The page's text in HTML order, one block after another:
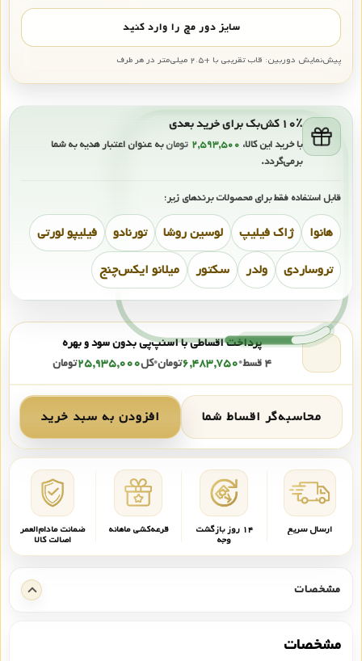
سایز دور مچ را وارد کنید
پیش‌نمایش دوربین: قاب تقریبی با +۲.۵ میلی‌متر در هر طرف
۱۰٪ کش‌بک برای خرید بعدی
با خرید این کالا، ۲,۵۹۳,۵۰۰ تومانبه عنوان اعتبار هدیه به شما
برمی‌گردد.
قابل استفاده فقط برای محصولات برندهای زیر:
هانوا ژاک فیلیپ لوسین روشا تورنادو
فیلیپو لورتی
تروساردی
ولدر سکتور میلانو ایکس‌چنج
پرداخت اقساطی با اسنپ‌پی بدون سود و بهره
۴ قسط
•۶,۴۸۳,۷۵۰تومان•کل۲۵,۹۳۵,۰۰۰تومان
محاسبه‌گر اقساط شما افزودن به سبد خرید
ارسال سریع ۱۴ روز بازگشت
وجه
قرعه‌کشی ماهانه ضمانت مادام‌العمر
اصالت کالا
مشخصات
مشخصات